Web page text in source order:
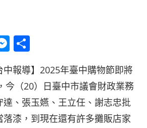
Messenger
中報導】2025年臺中購物節即將
今（20）日臺中市議會財政業務
達、張玉嬿、王立任、謝志忠批
漆，到現在還有許多攤販店家